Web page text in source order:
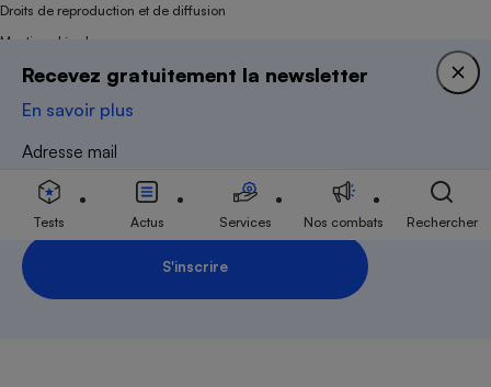
Inscription Newsletter
Recevez gratuitement la newsletter
En savoir plus
Adresse mail
S'inscrire
Droits de reproduction et de diffusion
Mentions légales
Panel
Association indépendante de l’État, des syndicats, des producteurs et des
distributeurs depuis 1951.
Tests Actus Services Nos combats Rechercher